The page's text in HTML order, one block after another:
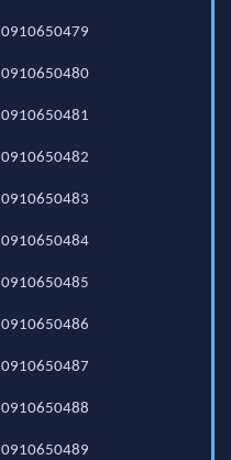
0910650479
0910650480
0910650481
0910650482
0910650483
0910650484
0910650485
0910650486
0910650487
0910650488
0910650489